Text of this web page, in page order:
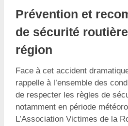
Prévention et
de sécurité
région
Face à cet accident
rappelle à l’ensemble des
de respecter les règles de
notamment en période
L’Association Victimes de la